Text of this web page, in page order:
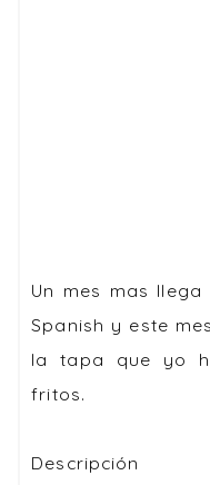
Un mes mas
Spanish y este
la tapa que yo
fritos.
Descripción